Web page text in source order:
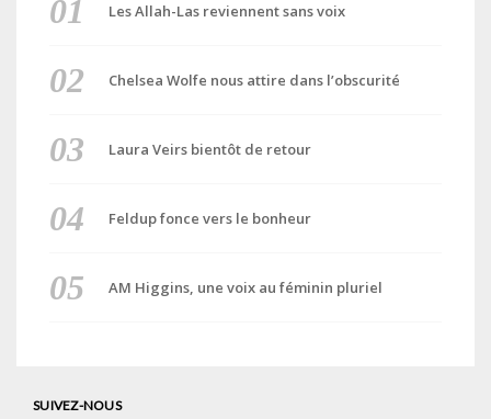
Les Allah-Las reviennent sans voix
Chelsea Wolfe nous attire dans l’obscurité
Laura Veirs bientôt de retour
Feldup fonce vers le bonheur
AM Higgins, une voix au féminin pluriel
SUIVEZ-NOUS